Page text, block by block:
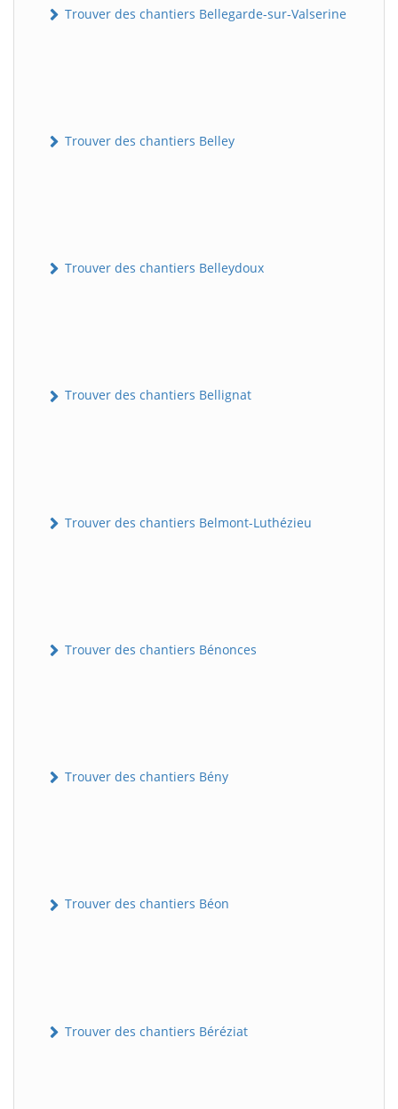
Trouver des chantiers Bellegarde-sur-Valserine
Trouver des chantiers Belley
Trouver des chantiers Belleydoux
Trouver des chantiers Bellignat
Trouver des chantiers Belmont-Luthézieu
Trouver des chantiers Bénonces
Trouver des chantiers Bény
Trouver des chantiers Béon
Trouver des chantiers Béréziat